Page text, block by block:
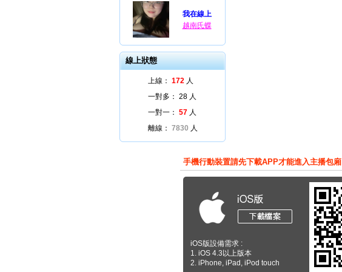
我在線上
越南氏蝶
線上狀態
上線： 172 人
一對多： 28 人
一對一： 57 人
離線： 7830 人
手機行動裝置請先下載APP才能進入主播包廂
iOS版設備需求 :
1. iOS 4.3以上版本
2. iPhone, iPad, iPod touch